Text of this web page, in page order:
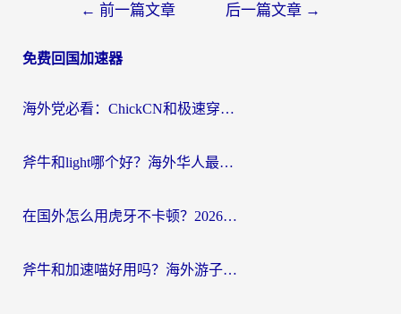
导
← 前一篇文章 后一篇文章 →
免费回国加速器
海外党必看：ChickCN和极速穿梭VPN好用吗？3招教你选对回国加速器无缝刷国内资源
斧牛和light哪个好？海外华人最关心的回国加速器选择难题，一篇讲透
在国外怎么用虎牙不卡顿？2026海外华人亲测有效的回国加速器选择指南
斧牛和加速喵好用吗？海外游子的真实选择困境